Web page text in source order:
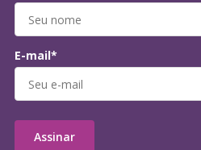
E-mail*
Assinar